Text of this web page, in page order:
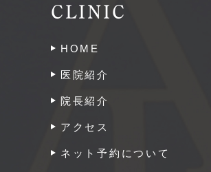
CLINIC
HOME
医院紹介
院長紹介
アクセス
ネット予約について